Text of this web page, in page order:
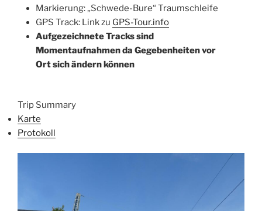
Markierung: „Schwede-Bure“ Traumschleife
GPS Track: Link zu GPS-Tour.info
Aufgezeichnete Tracks sind
Momentaufnahmen da Gegebenheiten vor
Ort sich ändern können
Trip Summary
Karte
Protokoll